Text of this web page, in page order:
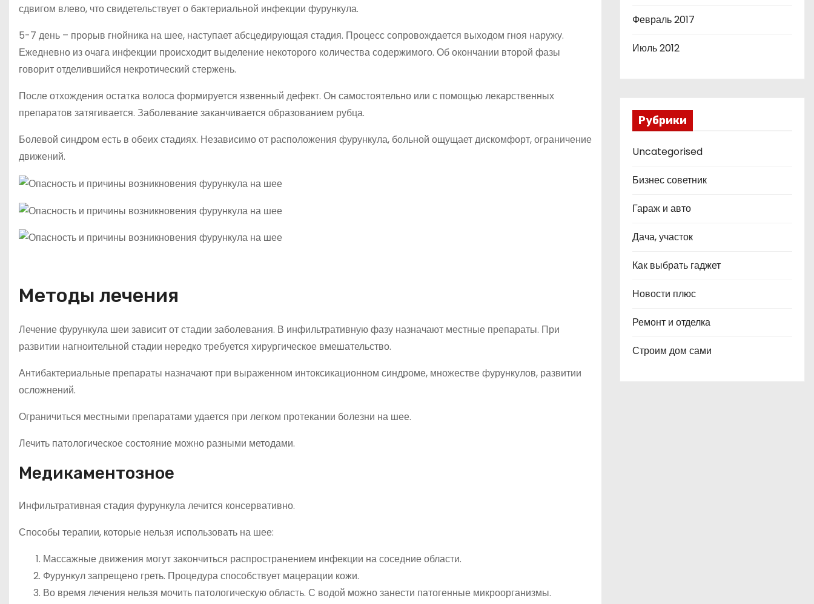
сдвигом влево, что свидетельствует о бактериальной инфекции фурункула.
5-7 день – прорыв гнойника на шее, наступает абсцедирующая стадия. Процесс сопровождается выходом гноя наружу.
Ежедневно из очага инфекции происходит выделение некоторого количества содержимого. Об окончании второй фазы
говорит отделившийся некротический стержень.
После отхождения остатка волоса формируется язвенный дефект. Он самостоятельно или с помощью лекарственных
препаратов затягивается. Заболевание заканчивается образованием рубца.
Болевой синдром есть в обеих стадиях. Независимо от расположения фурункула, больной ощущает дискомфорт, ограничение
движений.
Методы лечения
Лечение фурункула шеи зависит от стадии заболевания. В инфильтративную фазу назначают местные препараты. При
развитии нагноительной стадии нередко требуется хирургическое вмешательство.
Антибактериальные препараты назначают при выраженном интоксикационном синдроме, множестве фурункулов, развитии
осложнений.
Ограничиться местными препаратами удается при легком протекании болезни на шее.
Лечить патологическое состояние можно разными методами.
Медикаментозное
Инфильтративная стадия фурункула лечится консервативно.
Способы терапии, которые нельзя использовать на шее:
Массажные движения могут закончиться распространением инфекции на соседние области.
Фурункул запрещено греть. Процедура способствует мацерации кожи.
Во время лечения нельзя мочить патологическую область. С водой можно занести патогенные микроорганизмы.
Февраль 2017
Июль 2012
Рубрики
Uncategorised
Бизнес советник
Гараж и авто
Дача, участок
Как выбрать гаджет
Новости плюс
Ремонт и отделка
Строим дом сами